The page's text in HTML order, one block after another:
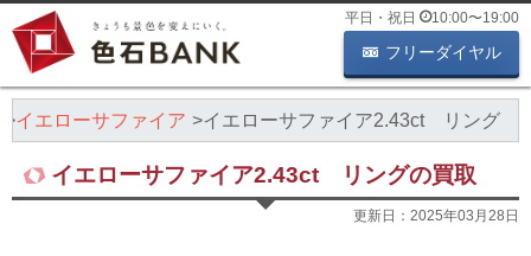
平日・祝日 10:00〜19:00
フリーダイヤル
イエローサファイア イエローサファイア2.43ct リング
イエローサファイア2.43ct リングの買取
更新日： 2025年03月28日